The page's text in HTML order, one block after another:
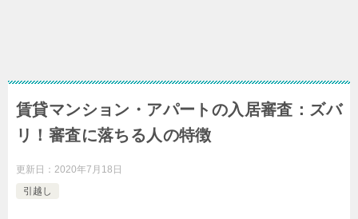
賃貸マンション・アパートの入居審査：ズバ
リ！審査に落ちる人の特徴
更新日： 2020年7月18日
引越し